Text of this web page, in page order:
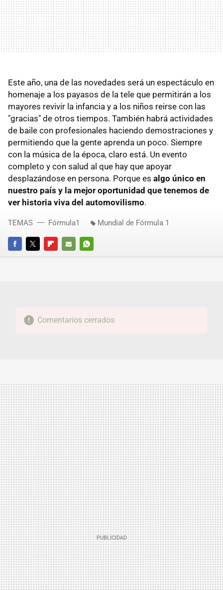
Este año, una de las novedades será un espectáculo en
homenaje a los payasos de la tele que permitirán a los
mayores revivir la infancia y a los niños reirse con las
"gracias" de otros tiempos. También habrá actividades
de baile con profesionales haciendo demostraciones y
permitiendo que la gente aprenda un poco. Siempre
con la música de la época, claro está. Un evento
completo y con salud al que hay que apoyar
desplazándose en persona. Porque es algo único en
nuestro país y la mejor oportunidad que tenemos de
ver historia viva del automovilismo.
FACEBOOKTWITTERFLIPBOARD
E-
WHATSAPP
TEMAS Fórmula1 Mundial de Fórmula 1
Comentarios cerrados